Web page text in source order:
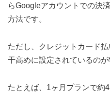
らGoogleアカウントでの決
方法です。
ただし、クレジットカード
干高めに設定されているのが
たとえば、1ヶ月プランで約